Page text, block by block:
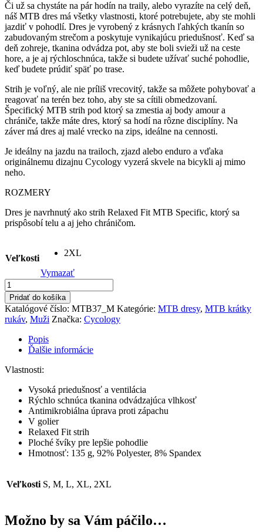
Či už sa chystáte na pár hodín na traily, alebo vyrazíte na celý deň,
náš MTB dres má všetky vlastnosti, ktoré potrebujete, aby ste mohli
jazdiť v pohodlí. Dres je vyrobený z krásnych ľahkých tkanín so
zabudovaným strečom a poskytuje vynikajúcu priedušnosť. Keď sa
deň zohreje, tkanina odvádza pot, aby ste boli svieži už na ceste
hore, a je aj rýchloschnúca, takže si budete užívať suché pohodlie,
keď budete prúdiť späť po trase.
Strih je voľný, ale nie príliš vrecovitý, takže sa môžete pohybovať a
reagovať na terén bez toho, aby ste sa cítili obmedzovaní.
Špecifický MTB strih pod ktorý sa zmestia aj body amour a
chrániče, takže máte dres, ktorý sa hodí na rôzne disciplíny. Na
záver má dres aj malé vrecko na zips, ideálne na cennosti.
Je ideálny na jazdu na trailoch, zjazd alebo enduro a vďaka
originálnemu dizajnu Cycology vyzerá skvele na bicykli aj mimo
neho.
ROZMERY
Dres je navrhnutý ako strih Relaxed Fit MTB Specific, ktorý sa
prispôsobí telu a aj jeho chráničom.
Veľkosti
2XL
Vymazať
množstvo
Dres
MTB
krátky
rukáv
Graffiti
Pridať do košíka
Katalógové číslo: MTB37_M Kategórie: MTB dresy, MTB krátky
rukáv, Muži Značka: Cycology
Popis
Ďalšie informácie
Vlastnosti:
Vysoká priedušnosť a ventilácia
Rýchlo schnúca tkanina odvádzajúca vlhkosť
Antimikrobiálna úprava proti zápachu
V golier
Relaxed Fit strih
Ploché švíky pre lepšie pohodlie
Hmotnosť: 135 g, 92% Polyester, 8% Spandex
Veľkosti S, M, L, XL, 2XL
Možno by sa Vám páčilo…